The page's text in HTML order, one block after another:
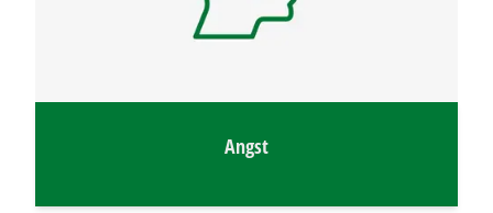
Angst